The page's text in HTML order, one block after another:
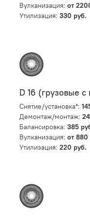
Вулканизация: от
Утилизация: 330 руб.
D 16 (грузовые с
Снятие/установка*:
Демонтаж/монтаж:
Балансировка: 385
Вулканизация: от 880
Утилизация: 220 руб.